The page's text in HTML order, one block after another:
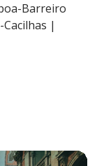
Barreiro
|